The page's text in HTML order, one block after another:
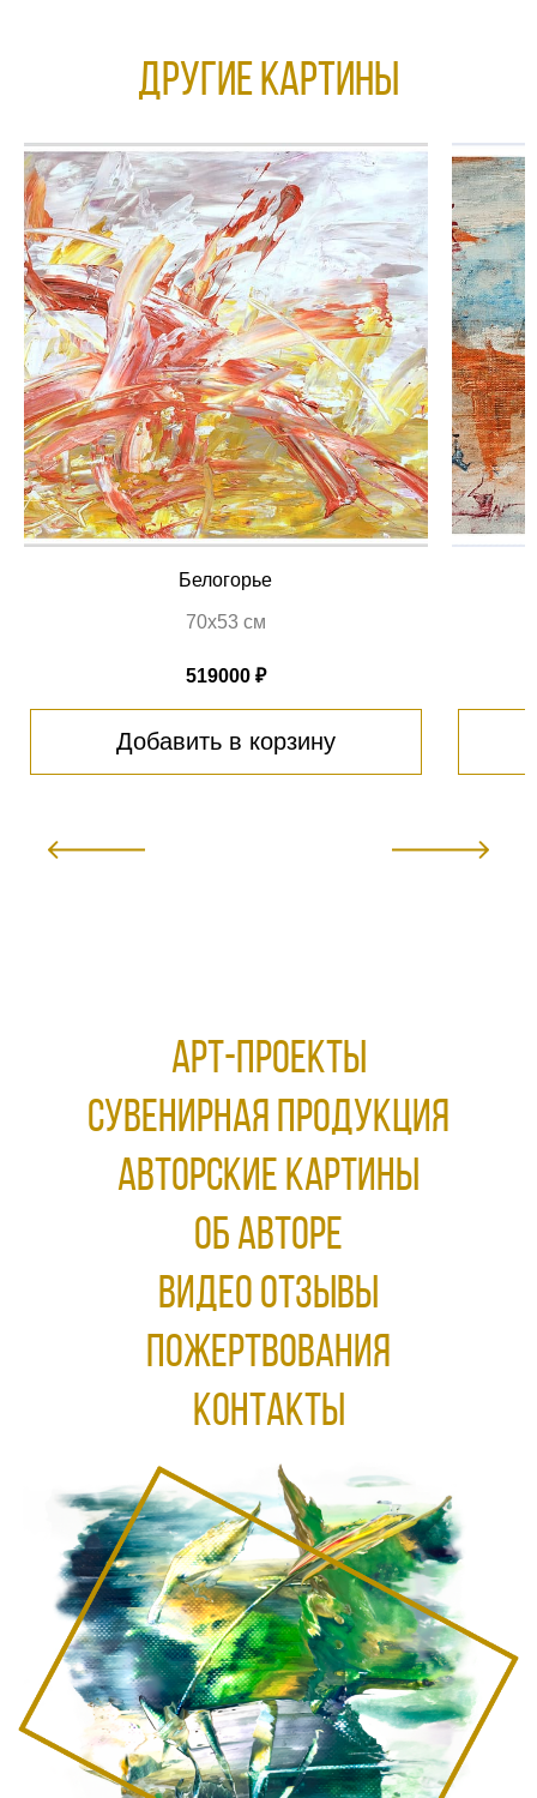
Другие КАРТИНЫ
Белогорье
70х53 см
519000 ₽
Добавить в корзину
АРТ-ПРОЕКТЫ
Сувенирная продукция
АВТОРСКИЕ КАРТИНЫ
ОБ АВТОРЕ
ВИДЕО ОТЗЫВЫ
ПОЖЕРТВОВАНИЯ
КОНТАКТЫ